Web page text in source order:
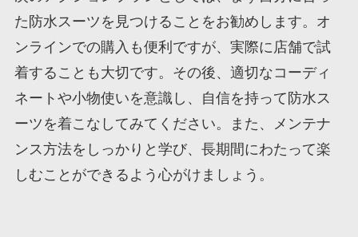
た防水スーツを見つけることをお勧めします。オ
ンラインでの購入も便利ですが、実際に店舗で試
着することも大切です。その後、適切なコーディ
ネートや小物使いを意識し、自信を持って防水ス
ーツを着こなしてみてください。また、メンテナ
ンス方法をしっかりと学び、長期間にわたって楽
しむことができるよう心がけましょう。